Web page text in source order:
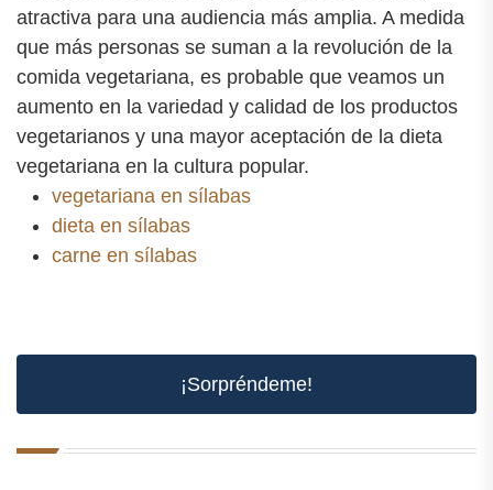
atractiva para una audiencia más amplia. A medida
que más personas se suman a la revolución de la
comida vegetariana, es probable que veamos un
aumento en la variedad y calidad de los productos
vegetarianos y una mayor aceptación de la dieta
vegetariana en la cultura popular.
vegetariana en sílabas
dieta en sílabas
carne en sílabas
¡Sorpréndeme!